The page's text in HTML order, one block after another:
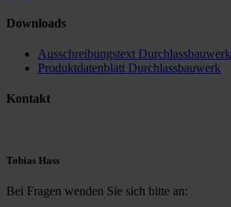
Downloads
Ausschreibungstext Durchlassbauwerk
Produktdatenblatt Durchlassbauwerk
Kontakt
Tobias Hass
Bei Fragen wenden Sie sich bitte an: